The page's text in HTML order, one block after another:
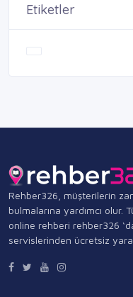
Etiketler
Rehber326, müşterilerin
bulmalarına yardımcı olur.
online rehberi rehber326
servislerinden ücretsiz